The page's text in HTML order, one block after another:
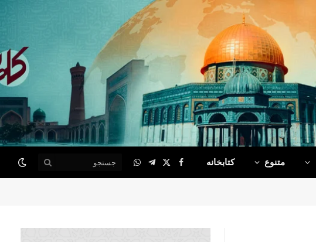
متنوع کتابخانه Facebook
X
(Twitter)
Telegram
WhatsApp